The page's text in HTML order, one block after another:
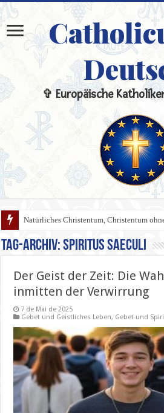
✞ Europäische
Natürliches Christentum, Christentum
Tag-Archiv:spiritus saeculi
Der Geist der Zeit: Die
inmitten der Verwirrung
7 de Mai de 2025
Gebet und Geistliches Leben, Gebet und